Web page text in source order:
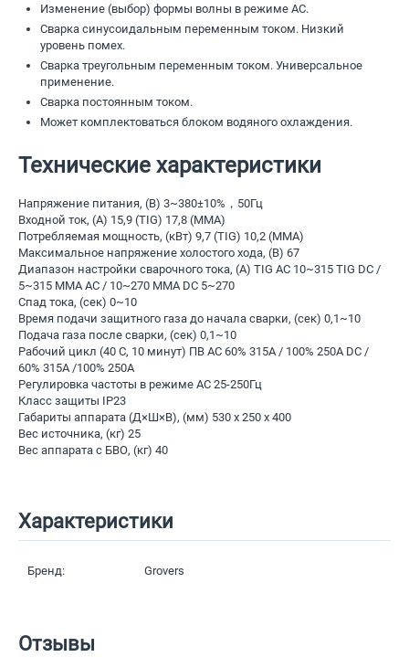
Изменение (выбор) формы волны в режиме АС.
Сварка синусоидальным переменным током. Низкий
уровень помех.
Сварка треугольным переменным током. Универсальное
применение.
Сварка постоянным током.
Может комплектоваться блоком водяного охлаждения.
Технические характеристики
Напряжение питания, (В) 3~380±10%，50Гц
Входной ток, (A) 15,9 (TIG) 17,8 (MMA)
Потребляемая мощность, (кВт) 9,7 (TIG) 10,2 (MMA)
Максимальное напряжение холостого хода, (В) 67
Диапазон настройки сварочного тока, (A) ТIG AC 10~315 ТIG DC /
5~315 MMA AC / 10~270 MMA DC 5~270
Спад тока, (сек) 0~10
Время подачи защитного газа до начала сварки, (сек) 0,1~10
Подача газа после сварки, (сек) 0,1~10
Рабочий цикл (40 С, 10 минут) ПВ AC 60% 315A / 100% 250A DC /
60% 315A /100% 250A
Регулировка частоты в режиме АС 25-250Гц
Класс защиты IP23
Габариты аппарата (Д×Ш×В), (мм) 530 x 250 x 400
Вес источника, (кг) 25
Вес аппарата с БВО, (кг) 40
Характеристики
Бренд: Grovers
Отзывы